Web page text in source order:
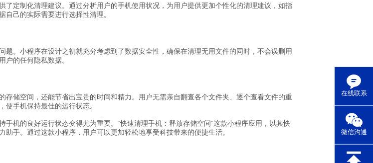
在线联系
微信沟通
定制化清理建议。通过分析用户的手机使用状况，为用户提供更加个性化的清理建议，如指
己的实际需要进行选择性清理。
。小程序在设计之初就充分考虑到了数据安全性，确保在清理无用文件的同时，不会误删用
户的任何隐私数据。
储空间，还能节省出宝贵的时间和精力。用户无需亲自翻查各个文件夹、逐个查看文件的重
手机保持最佳的运行状态。
机的良好运行状态变得尤为重要。“快速清理手机：释放存储空间”这款小程序应用，以其快
手。通过这款小程序，用户可以更加轻松地享受科技带来的便捷生活。